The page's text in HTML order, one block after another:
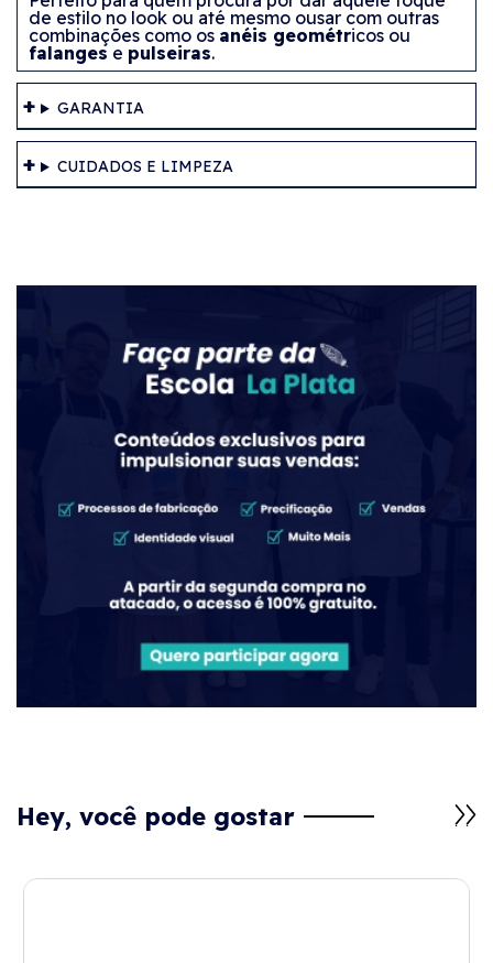
de estilo no look ou até mesmo ousar com outras
combinações como os anéis geométricos ou
falanges e pulseiras.
GARANTIA
CUIDADOS E LIMPEZA
Hey, você pode gostar